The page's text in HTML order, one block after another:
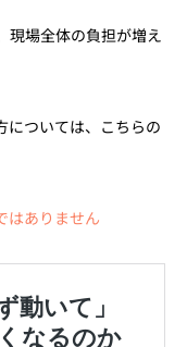
現場全体の負担が増え
については、こちらの
はありません